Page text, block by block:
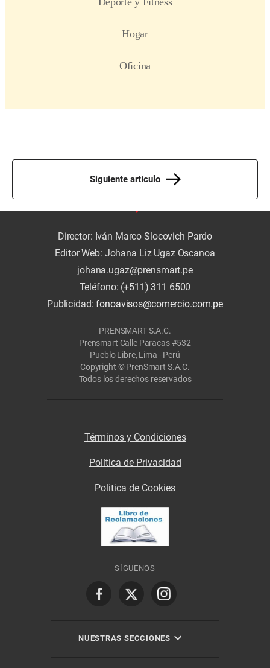
Siguiente artículo
Director: Iván Marco Slocovich Pardo
Editor Web: Johana Liz Ugaz Oscanoa
johana.ugaz@prensmart.pe
Teléfono: (+511) 311 6500
Publicidad:fonoavisos@comercio.com.pe
PRENSMART S.A.C.
Prensmart Calle Paracas #532
Pueblo Libre, Lima - Perú
Copyright © PrenSmart S.A.C.
Todos los derechos reservados
Términos y Condiciones
Política de Privacidad
Politica de Cookies
SÍGUENOS
NUESTRAS SECCIONES